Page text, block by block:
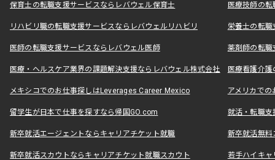
保育士の転職支援サービスならレバウェル保育士 医療技師の
リハビリ職の転職支援サービスならレバウェルリハビリ 栄養士の転
医師の転職支援サービスならレバウェル医師 薬剤師の転
医療・ヘルスケア業界の課題解決支援ならレバウェル株式会社 医療看護介
メキシコでのお仕事探しはLeverages Career Mexico アメリカで
留学生が日本で仕事を探すなら帰国GO.com 就活・転職
新卒就活エージェントならキャリアチケット就職 新卒就活無料
新卒就活スカウトならキャリアチケット就職スカウト 若手ハイキ